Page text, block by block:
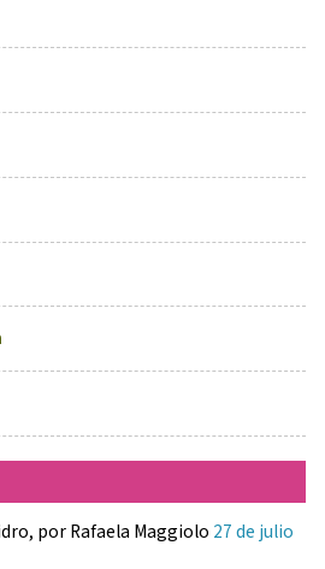
por Rafaela Maggiolo 27 de julio